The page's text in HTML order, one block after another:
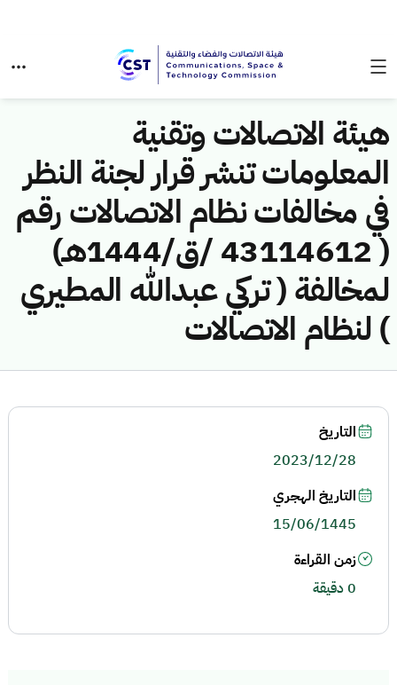
هيئة الاتصالات وتقنية
المعلومات تنشر قرار لجنة النظر
في مخالفات نظام الاتصالات رقم
( 43114612 /ق/1444هـ)
لمخالفة ( تركي عبدالله المطيري
) لنظام الاتصالات
التاريخ
2023/12/28
التاريخ الهجري
15/06/1445
زمن القراءة
0 دقيقة